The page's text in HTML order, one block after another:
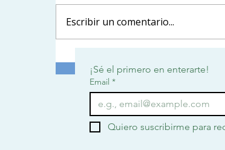
Ciencia en acción: recorrido
por los ciclos biogeoquímicos y
la agricultura sostenible
Escribir un comentario...
¡Sé el primero en enterarte!
Email *
Quiero suscribirme para